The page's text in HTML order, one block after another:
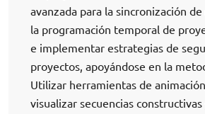
avanzada para la sincronización
la programación temporal de
e implementar estrategias de
proyectos, apoyándose en la
Utilizar herramientas de
visualizar secuencias